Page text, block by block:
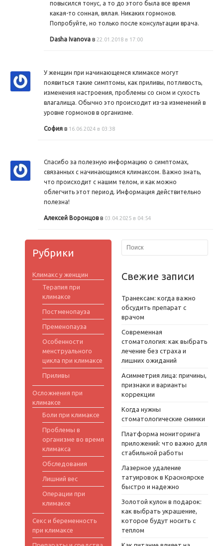
повысился тонус, а то до этого была все время
какая-то сонная, вялая. Никаких гормонов.
Попробуйте, но только после консультации врача.
Dasha Ivanova в 22.01.2018 в 17:00
У женщин при начинающемся климаксе могут
появиться такие симптомы, как приливы, потливость,
изменения настроения, проблемы со сном и сухость
влагалища. Обычно это происходит из-за изменений в
уровне гормонов в организме.
София в 16.06.2024 в 03:38
Спасибо за полезную информацию о симптомах,
связанных с начинающимся климаксом. Важно знать,
что происходит с нашим телом, и как можно
облегчить этот период. Информация действительно
полезна!
Алексей Воронцовв 03.04.2025 в 04:54
Рубрики
Климакс у женщин
Терапия при
климаксе
Постменопауза
Пременопауза
Особенности
менструального
цикла при климаксе
Приливы
Осложнения при
климаксе
Боли при климаксе
Проблемы в
организме во время
климакса
Обследования
Лишний вес
Операции при
климаксе
Секс и беременность
при климаксе
Свежие записи
Транексам: когда важно
обсудить препарат с
врачом
Современная
стоматология: как выбрать
лечение без страха и
лишних ожиданий
Асимметрия лица: причины,
признаки и варианты
коррекции
Когда нужны
стоматологические снимки
Платформа мониторинга
приложений: что важно для
стабильной работы
Лазерное удаление
татуировок в Красноярске
быстро и надежно
Золотой кулон в подарок:
как выбрать украшение,
которое будут носить с
теплом